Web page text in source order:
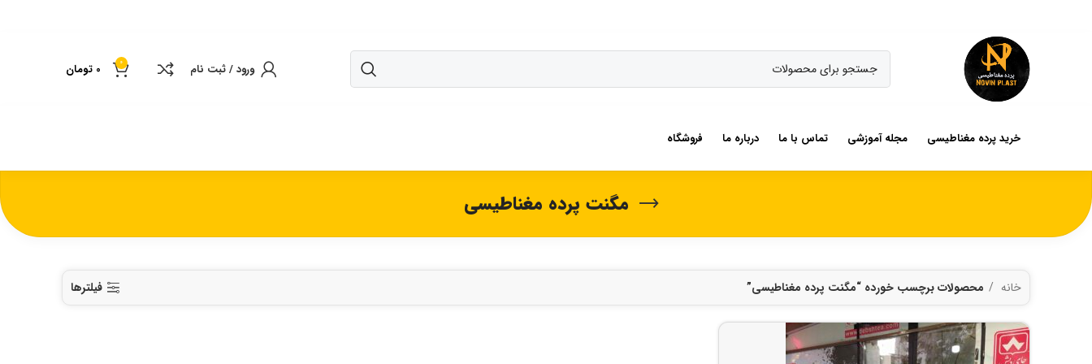
ورود / ثبت نام 0
0 تومان
خرید پرده مغناطیسی مجله آموزشی تماس با ما درباره ما فروشگاه
مگنت پرده مغناطیسی
خانه محصولات برچسب خورده “مگنت پرده مغناطیسی” فیلترها